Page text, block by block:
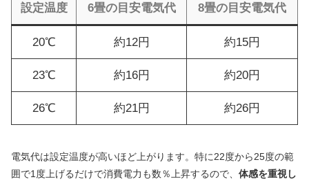
設定温度 6畳の目安電気代 8畳の目安電気代
20℃ 約12円 約15円
23℃ 約16円 約20円
26℃ 約21円 約26円
電気代は設定温度が高いほど上がります。特に22度から25度の範
囲で1度上げるだけで消費電力も数％上昇するので、 体感を重視し